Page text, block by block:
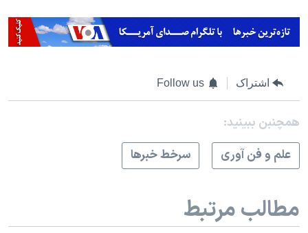
اشتراک Follow us
همچنبن ببینید:
علم و فن آوری
سرخط خبرها
مطالب مرتبط